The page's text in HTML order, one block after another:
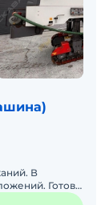
В
Готова